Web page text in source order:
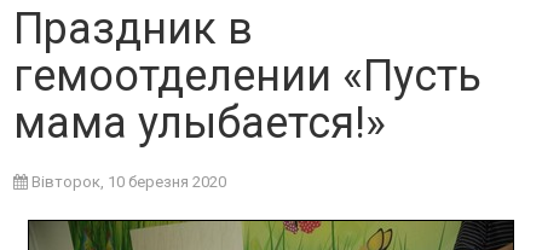
Праздник в
гемоотделении «Пусть
мама улыбается!»
Вівторок, 10 березня 2020